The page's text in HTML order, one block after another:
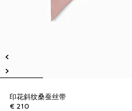
印花斜纹桑蚕丝带
€ 210